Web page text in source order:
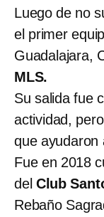
Luego de no
el primer
Guadalajara,
MLS.
Su salida fue
actividad,
que ayudaron
Fue en 2018
del Club
Rebaño